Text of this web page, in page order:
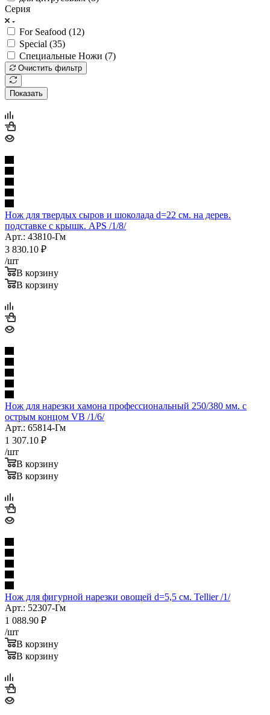
Серия
For Seafood (12)
Special (35)
Специальные Ножи (7)
Очистить фильтр
Показать
Нож для твердых сыров и шоколада d=22 см. на дерев.
подставке с крышк. APS /1/8/
Арт.: 43810-Гм
3 830.10 ₽
/шт
В корзину
В корзину
Нож для нарезки хамона профессиональный 250/380 мм. с
острым концом VB /1/6/
Арт.: 65814-Гм
1 307.10 ₽
/шт
В корзину
В корзину
Нож для фигурной нарезки овощей d=5,5 см. Tellier /1/
Арт.: 52307-Гм
1 088.90 ₽
/шт
В корзину
В корзину